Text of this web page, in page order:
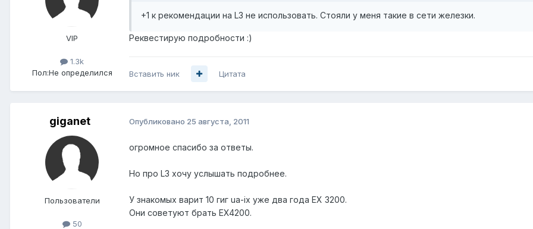
VIP
1.3k
Пол:Не определился
+1 к рекомендации на L3 не использовать. Стояли у меня такие в сети железки.
Реквестирую подробности :)
Вставить ник Цитата
giganet
Пользователи
50
Опубликовано 25 августа, 2011
огромное спасибо за ответы.
Но про L3 хочу услышать подробнее.
У знакомых варит 10 гиг ua-ix уже два года EX 3200.
Они советуют брать EX4200.